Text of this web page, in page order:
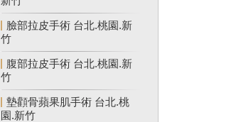
臉部拉皮手術 台北.桃園.新
竹
腹部拉皮手術 台北.桃園.新
竹
墊顴骨蘋果肌手術 台北.桃
園.新竹